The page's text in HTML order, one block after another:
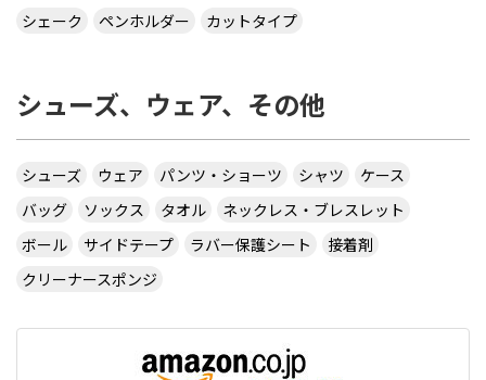
シェーク
ペンホルダー カットタイプ
シューズ、ウェア、その他
シューズ ウェア パンツ・ショーツ シャツ
ケース
バッグ
ソックス タオル
ネックレス・ブレスレット
ボール
サイドテープ ラバー保護シート
接着剤
クリーナースポンジ